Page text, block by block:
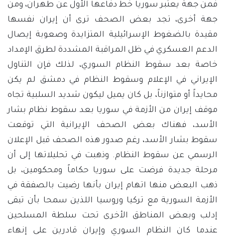
فمن جهة يعتبر سوريا خط دفاعها الأول عن طهران، ومن
جهة أخرى، تجد بعض الصحف ترى أن إيران نفسها
مقيدة بالضغوط الإسرائيلية المتزايدة وصعوبة إيصال
الدعم العسكري في ظل المراقبة المشددة لطرق الإمداد
خاصة بعد سقوط النظام السوري، لذلك فإن التناول
الإيراني في الإعلام وسقوط النظام في دمشق لم يكن
محايداً أو متوازناً، بل كان يميل ليكون شديد السلبية تجاه
موقف إيران من الأزمة في سوريا بعد سقوط نظام بشار
الأسد، فهناك بعض الصحف الإيرانية التي توقعت
سقوط بشار الأسد، رغم صدور هذه الصحف قبل الإعلان
الرسمي عن سقوط النظام. وذهبت في تحليلاتها إلى أن
مرحلة جديدة فرضت على سوريا حكاماً ومحكومين، بل
ذهب البعض منها اتهام إيران بأنها رضيت بالصفقة في
الأزمة السورية مع تركيا وروسيا اللذين سمحا بأن تبقى
إدلب وبعض المناطق الأخرى تحت سلطة المسلحين
عندما كان النظام السوري وإيران قادرين على إنهاء